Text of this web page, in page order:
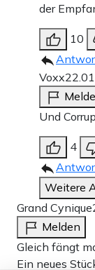
der
10
Voxx
Und
4
Weitere
Grand Cynique
Melden
Gleich fängt
Ein neues